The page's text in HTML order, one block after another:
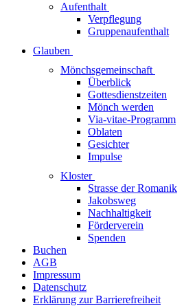
Aufenthalt
Verpflegung
Gruppenaufenthalt
Glauben
Mönchsgemeinschaft
Überblick
Gottesdienstzeiten
Mönch werden
Via-vitae-Programm
Oblaten
Gesichter
Impulse
Kloster
Strasse der Romanik
Jakobsweg
Nachhaltigkeit
Förderverein
Spenden
Buchen
AGB
Impressum
Datenschutz
Erklärung zur Barrierefreiheit